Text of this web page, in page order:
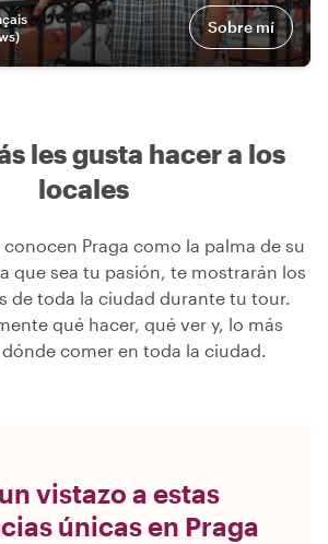
s) Sobre mí
les gusta hacer a los
locales
Praga como la palma de su
que sea tu pasión, te mostrarán los
de toda la ciudad durante tu tour.
qué hacer, qué ver y, lo más
comer en toda la ciudad.
vistazo a estas
únicas en Praga